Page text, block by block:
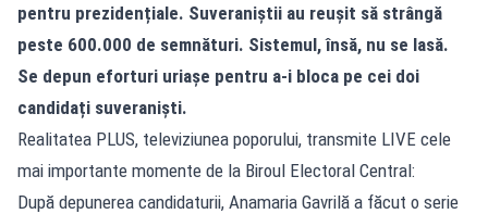
pentru prezidențiale. Suveraniștii au reușit să strângă
peste 600.000 de semnături. Sistemul, însă, nu se lasă.
Se depun eforturi uriașe pentru a-i bloca pe cei doi
candidați suveraniști.
Realitatea PLUS, televiziunea poporului, transmite LIVE cele
mai importante momente de la Biroul Electoral Central:
După depunerea candidaturii, Anamaria Gavrilă a făcut o serie